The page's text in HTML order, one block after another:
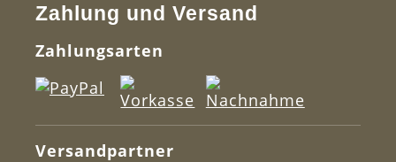
Zahlung und Versand
Zahlungsarten
Versandpartner